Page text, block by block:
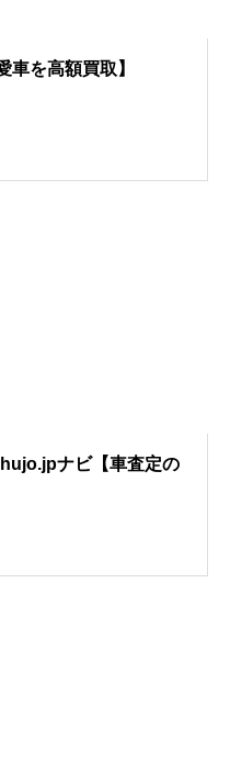
車を高額買取】
ナビ【車査定の